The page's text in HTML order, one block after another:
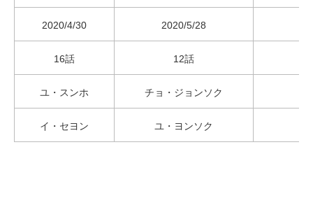
2020/4/30 2020/5/28
16話 12話
ユ・スンホ チョ・ジョンソク
イ・セヨン ユ・ヨンソク